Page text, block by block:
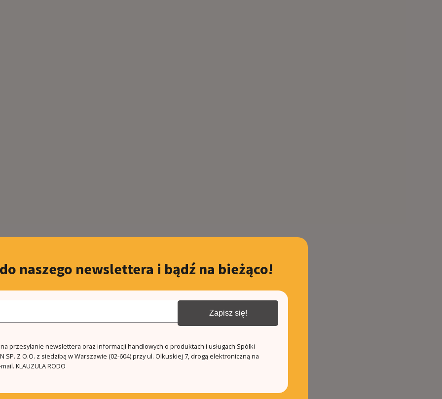
naszego newslettera i bądź na bieżąco!
Zapisz się!
przesyłanie newslettera oraz informacji handlowych o produktach i usługach Spółki
SP. Z O.O. z siedzibą w Warszawie (02-604) przy ul. Olkuskiej 7, drogą elektroniczną na
KLAUZULA RODO